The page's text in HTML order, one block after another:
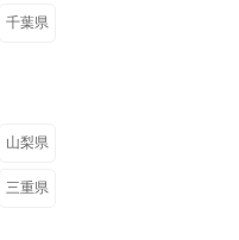
千葉県
山梨県
三重県